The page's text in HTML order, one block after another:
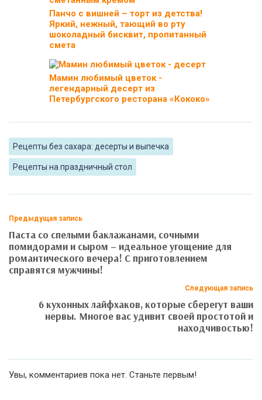
Панчо с вишней – торт из детства!
Яркий, нежный, тающий во рту
шоколадный бисквит, пропитанный
смета
Мамин любимый цветок -
легендарный десерт из
Петербургского ресторана «Кококо»
Рецепты без сахара: десерты и выпечка
Рецепты на праздничный стол
Предыдущая запись
Паста со спелыми баклажанами, сочными
помидорами и сыром – идеальное угощение для
романтического вечера! С приготовлением
справятся мужчины!
Следующая запись
6 кухонных лайфхаков, которые сберегут ваши
нервы. Многое вас удивит своей простотой и
находчивостью!
Увы, комментариев пока нет. Станьте первым!